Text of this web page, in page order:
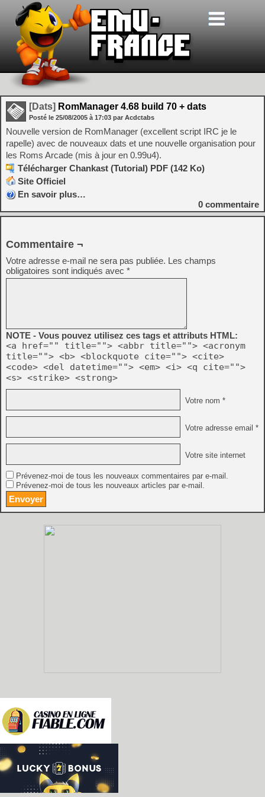
[Dats] RomManager 4.68 build 70 + dats
Posté le 25/08/2005 à 17:03 par Acdctabs
Nouvelle version de RomManager (excellent script IRC je le
rapelle) avec de nouveaux dats et une nouvelle organisation pour
les Roms Arcade (mis à jour en 0.99u4).
Télécharger Chankast (Tutorial) PDF (142 Ko)
Site Officiel
En savoir plus…
0 commentaire
Commentaire ¬
Votre adresse e-mail ne sera pas publiée. Les champs
obligatoires sont indiqués avec *
NOTE - Vous pouvez utilisez ces tags et attributs HTML:
<a href="" title=""> <abbr title=""> <acronym
title=""> <b> <blockquote cite=""> <cite>
<code> <del datetime=""> <em> <i> <q cite="">
<s> <strike> <strong>
Votre nom *
Votre adresse email *
Votre site internet
Prévenez-moi de tous les nouveaux commentaires par e-mail.
Prévenez-moi de tous les nouveaux articles par e-mail.